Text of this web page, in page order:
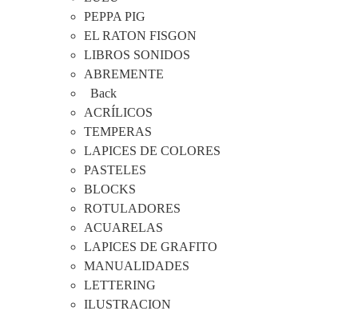
PEPPA PIG
EL RATON FISGON
LIBROS SONIDOS
ABREMENTE
Back
ACRÍLICOS
TEMPERAS
LAPICES DE COLORES
PASTELES
BLOCKS
ROTULADORES
ACUARELAS
LAPICES DE GRAFITO
MANUALIDADES
LETTERING
ILUSTRACION